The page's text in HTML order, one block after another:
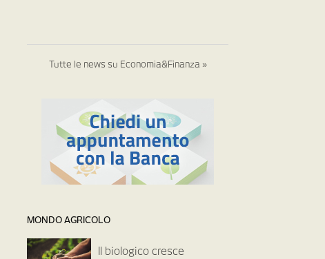
Tutte le news su Economia&Finanza »
MONDO AGRICOLO
Il biologico cresce